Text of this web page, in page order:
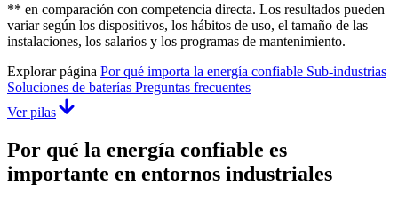
** en comparación con competencia directa. Los resultados pueden
variar según los dispositivos, los hábitos de uso, el tamaño de las
instalaciones, los salarios y los programas de mantenimiento.
Explorar página Por qué importa la energía confiable Sub-industrias
Soluciones de baterías Preguntas frecuentes
Ver pilas
Por qué la energía confiable es
importante en entornos industriales